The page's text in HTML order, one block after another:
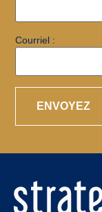
Courriel :